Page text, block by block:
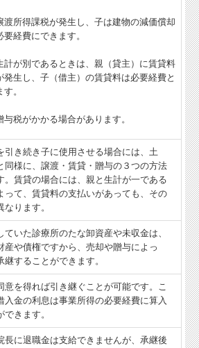
渡所得課税が発生し、子は建物の減価償却
要経費にできます。
計が別であるときは、親（貸主）に賃貸料
発生し、子（借主）の賃貸料は必要経費と
。
与税がかかる場合があります。
引き続き子に使用させる場合には、土
同様に、譲渡・賃貸・贈与の３つの方法
。賃貸の場合には、親と生計が一である
って、賃貸料の支払いがあっても、その
ります。
ていた診療所のたな卸資産や未収金は、
産や債権ですから、売却や贈与によっ
継することができます。
意を得れば引き継ぐことが可能です。こ
入金の利息は事業所得の必要経費に算入
きます。
長に退職金は支給できませんが、承継後